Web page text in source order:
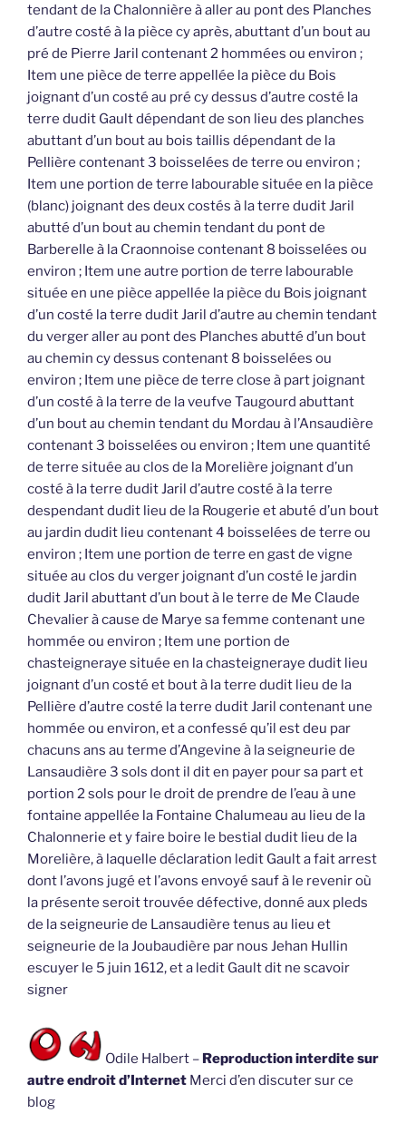
tendant de la Chalonnière à aller au pont des Planches
d’autre costé à la pièce cy après, abuttant d’un bout au
pré de Pierre Jaril contenant 2 hommées ou environ ;
Item une pièce de terre appellée la pièce du Bois
joignant d’un costé au pré cy dessus d’autre costé la
terre dudit Gault dépendant de son lieu des planches
abuttant d’un bout au bois taillis dépendant de la
Pellière contenant 3 boisselées de terre ou environ ;
Item une portion de terre labourable située en la pièce
(blanc) joignant des deux costés à la terre dudit Jaril
abutté d’un bout au chemin tendant du pont de
Barberelle à la Craonnoise contenant 8 boisselées ou
environ ; Item une autre portion de terre labourable
située en une pièce appellée la pièce du Bois joignant
d’un costé la terre dudit Jaril d’autre au chemin tendant
du verger aller au pont des Planches abutté d’un bout
au chemin cy dessus contenant 8 boisselées ou
environ ; Item une pièce de terre close à part joignant
d’un costé à la terre de la veufve Taugourd abuttant
d’un bout au chemin tendant du Mordau à l’Ansaudière
contenant 3 boisselées ou environ ; Item une quantité
de terre située au clos de la Morelière joignant d’un
costé à la terre dudit Jaril d’autre costé à la terre
despendant dudit lieu de la Rougerie et abuté d’un bout
au jardin dudit lieu contenant 4 boisselées de terre ou
environ ; Item une portion de terre en gast de vigne
située au clos du verger joignant d’un costé le jardin
dudit Jaril abuttant d’un bout à le terre de Me Claude
Chevalier à cause de Marye sa femme contenant une
hommée ou environ ; Item une portion de
chasteigneraye située en la chasteigneraye dudit lieu
joignant d’un costé et bout à la terre dudit lieu de la
Pellière d’autre costé la terre dudit Jaril contenant une
hommée ou environ, et a confessé qu’il est deu par
chacuns ans au terme d’Angevine à la seigneurie de
Lansaudière 3 sols dont il dit en payer pour sa part et
portion 2 sols pour le droit de prendre de l’eau à une
fontaine appellée la Fontaine Chalumeau au lieu de la
Chalonnerie et y faire boire le bestial dudit lieu de la
Morelière, à laquelle déclaration ledit Gault a fait arrest
dont l’avons jugé et l’avons envoyé sauf à le revenir où
la présente seroit trouvée défective, donné aux pleds
de la seigneurie de Lansaudière tenus au lieu et
seigneurie de la Joubaudière par nous Jehan Hullin
escuyer le 5 juin 1612, et a ledit Gault dit ne scavoir
signer
Odile Halbert – Reproduction interdite sur
autre endroit d’Internet Merci d’en discuter sur ce
blog